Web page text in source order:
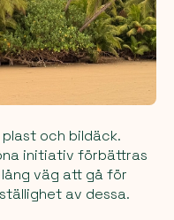
och bildäck.
initiativ förbättras
väg att gå för
av dessa.